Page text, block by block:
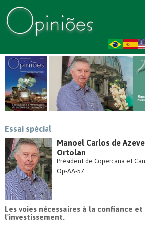
Essai spécial
Manoel Carlos de
Ortolan
Président de Copercana et
Op-AA-57
Les voies nécessaires à la confiance et
l'investissement.